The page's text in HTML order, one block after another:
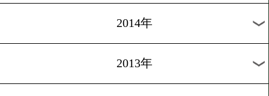
2017年
2016年